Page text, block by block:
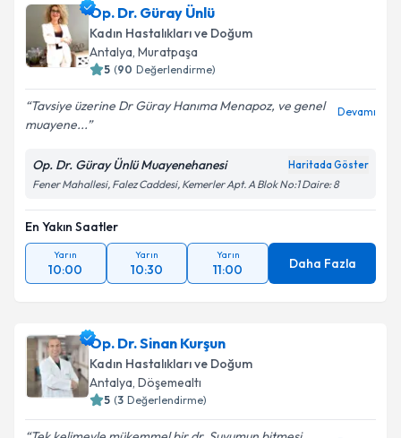
Op. Dr. Güray Ünlü
Kadın Hastalıkları ve Doğum
Antalya
, Muratpaşa
90 Değerlendirme)
Tavsiye üzerine Dr Güray Hanıma Menapoz, ve genel
muayene...
Op. Dr. Güray Ünlü Muayenehanesi
Fener Mahallesi, Falez Caddesi, Kemerler Apt. A Blok No:1 Daire: 8
En Yakın Saatler
Yarın
10:00
Yarın
10:30
Yarın
11:00 Daha Fazla
Op. Dr. Sinan Kurşun
Kadın Hastalıkları ve Doğum
Antalya
, Döşemealtı
3 Değerlendirme)
Tek kelimeyle mükemmel bir dr. Suyumun bitmesi